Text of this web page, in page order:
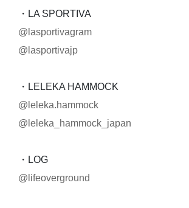
・LA SPORTIVA
@lasportivagram
@lasportivajp
・LELEKA HAMMOCK
@leleka.hammock
@leleka_hammock_japan
・LOG
@lifeoverground